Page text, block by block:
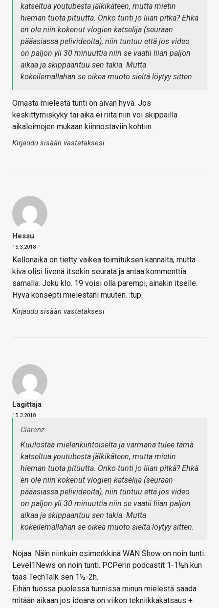
katseltua youtubesta jälkikäteen, mutta mietin
hieman tuota pituutta. Onko tunti jo liian pitkä? Ehkä
en ole niin kokenut vlogien katselija (seuraan
pääasiassa pelivideoita), niin tuntuu että jos video
on paljon yli 30 minuuttia niin se vaatii liian paljon
aikaa ja skippaantuu sen takia. Mutta
kokeilemallahan se oikea muoto sieltä löytyy sitten.
Omasta mielestä tunti on aivan hyvä. Jos
keskittymiskyky tai aika ei riitä niin voi skippailla
aikaleimojen mukaan kiinnostaviin kohtiin.
Kirjaudu sisään vastataksesi
Hessu
15.3.2018
Kellonaika on tietty vaikea toimituksen kannalta, mutta
kiva olisi livenä itsekin seurata ja antaa kommenttia
samalla. Joku klo. 19 voisi olla parempi, ainakin itselle.
Hyvä konsepti mielestäni muuten. :tup:
Kirjaudu sisään vastataksesi
Lagittaja
15.3.2018
Clarenz
Kuulostaa mielenkiintoiselta ja varmana tulee tämä
katseltua youtubesta jälkikäteen, mutta mietin
hieman tuota pituutta. Onko tunti jo liian pitkä? Ehkä
en ole niin kokenut vlogien katselija (seuraan
pääasiassa pelivideoita), niin tuntuu että jos video
on paljon yli 30 minuuttia niin se vaatii liian paljon
aikaa ja skippaantuu sen takia. Mutta
kokeilemallahan se oikea muoto sieltä löytyy sitten.
Nojaa. Näin niinkuin esimerkkinä WAN Show on noin tunti.
Level1News on noin tunti. PCPerin podcastit 1-1½h kun
taas TechTalk sen 1½-2h.
Eihän tuossa puolessa tunnissa minun mielestä saada
mitään aikaan jos ideana on viikon tekniikkakatsaus +